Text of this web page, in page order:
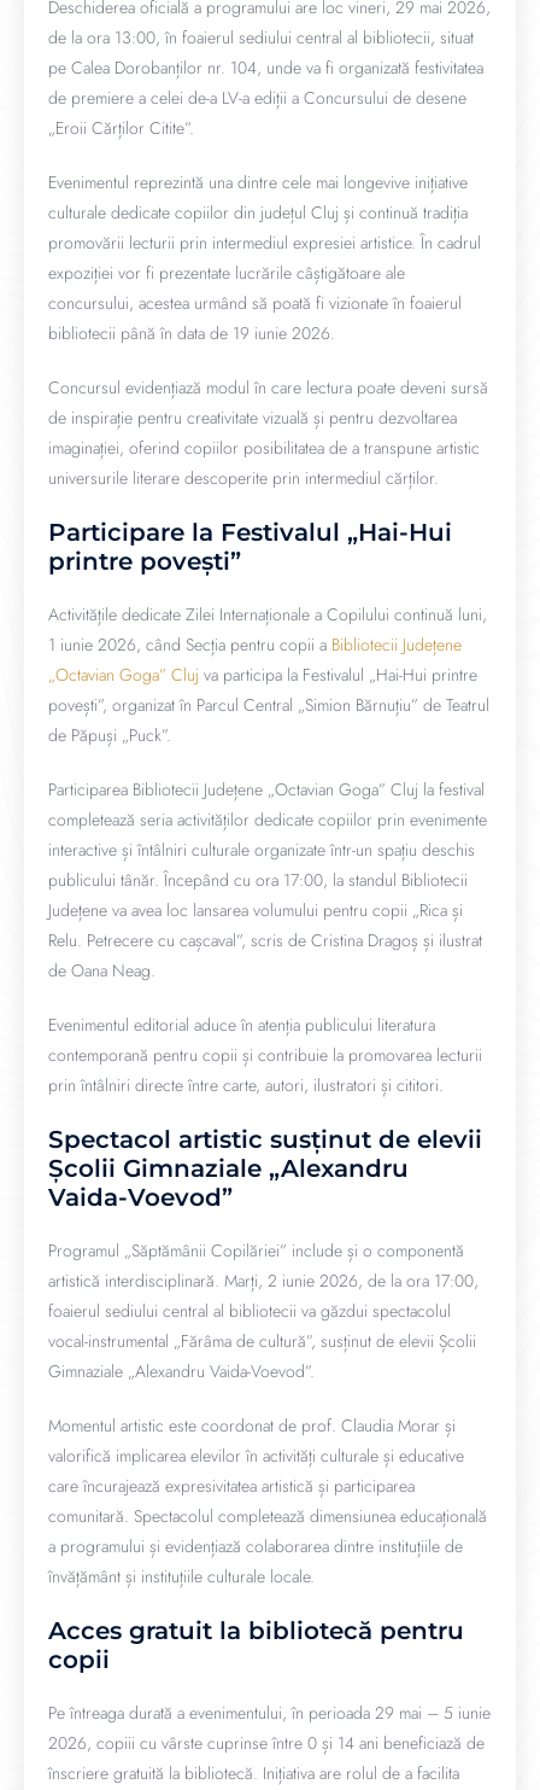
Deschiderea oficială a programului are loc vineri, 29 mai 2026,
de la ora 13:00, în foaierul sediului central al bibliotecii, situat
pe Calea Dorobanților nr. 104, unde va fi organizată festivitatea
de premiere a celei de-a LV-a ediții a Concursului de desene
„Eroii Cărților Citite”.
Evenimentul reprezintă una dintre cele mai longevive inițiative
culturale dedicate copiilor din județul Cluj și continuă tradiția
promovării lecturii prin intermediul expresiei artistice. În cadrul
expoziției vor fi prezentate lucrările câștigătoare ale
concursului, acestea urmând să poată fi vizionate în foaierul
bibliotecii până în data de 19 iunie 2026.
Concursul evidențiază modul în care lectura poate deveni sursă
de inspirație pentru creativitate vizuală și pentru dezvoltarea
imaginației, oferind copiilor posibilitatea de a transpune artistic
universurile literare descoperite prin intermediul cărților.
Participare la Festivalul „Hai-Hui
printre povești”
Activitățile dedicate Zilei Internaționale a Copilului continuă luni,
1 iunie 2026, când Secția pentru copii a Bibliotecii Județene
„Octavian Goga” Cluj va participa la Festivalul „Hai-Hui printre
povești”, organizat în Parcul Central „Simion Bărnuțiu” de Teatrul
de Păpuși „Puck”.
Participarea Bibliotecii Județene „Octavian Goga” Cluj la festival
completează seria activităților dedicate copiilor prin evenimente
interactive și întâlniri culturale organizate într-un spațiu deschis
publicului tânăr. Începând cu ora 17:00, la standul Bibliotecii
Județene va avea loc lansarea volumului pentru copii „Rica și
Relu. Petrecere cu cașcaval”, scris de Cristina Dragoș și ilustrat
de Oana Neag.
Evenimentul editorial aduce în atenția publicului literatura
contemporană pentru copii și contribuie la promovarea lecturii
prin întâlniri directe între carte, autori, ilustratori și cititori.
Spectacol artistic susținut de elevii
Școlii Gimnaziale „Alexandru
Vaida-Voevod”
Programul „Săptămânii Copilăriei” include și o componentă
artistică interdisciplinară. Marți, 2 iunie 2026, de la ora 17:00,
foaierul sediului central al bibliotecii va găzdui spectacolul
vocal-instrumental „Fărâma de cultură”, susținut de elevii Școlii
Gimnaziale „Alexandru Vaida-Voevod”.
Momentul artistic este coordonat de prof. Claudia Morar și
valorifică implicarea elevilor în activități culturale și educative
care încurajează expresivitatea artistică și participarea
comunitară. Spectacolul completează dimensiunea educațională
a programului și evidențiază colaborarea dintre instituțiile de
învățământ și instituțiile culturale locale.
Acces gratuit la bibliotecă pentru
copii
Pe întreaga durată a evenimentului, în perioada 29 mai – 5 iunie
2026, copiii cu vârste cuprinse între 0 și 14 ani beneficiază de
înscriere gratuită la bibliotecă. Inițiativa are rolul de a facilita